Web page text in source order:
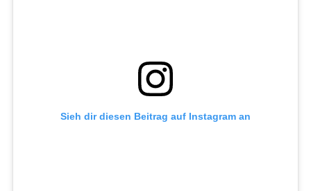
Sieh dir diesen Beitrag auf Instagram an